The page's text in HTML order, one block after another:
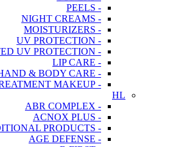
- PEELS
- NIGHT CREAMS
- MOISTURIZERS
- UV PROTECTION
- TINTED UV PROTECTION
- LIP CARE
- HAND & BODY CARE
- TREATMENT MAKEUP
HL
- ABR COMPLEX
- ACNOX PLUS
- ADDITIONAL PRODUCTS
- AGE DEFENSE